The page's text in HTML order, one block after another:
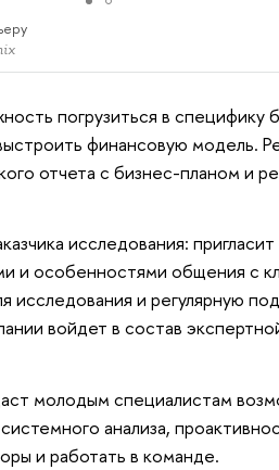
погрузиться в специфику
финансовую модель.
отчета с бизнес-планом и
исследования:
и особенностями общения с
исследования и регулярную
войдет в состав
молодым специалистам
анализа,
и работать в команде.